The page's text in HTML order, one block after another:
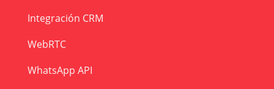
Integración CRM
WebRTC
WhatsApp API